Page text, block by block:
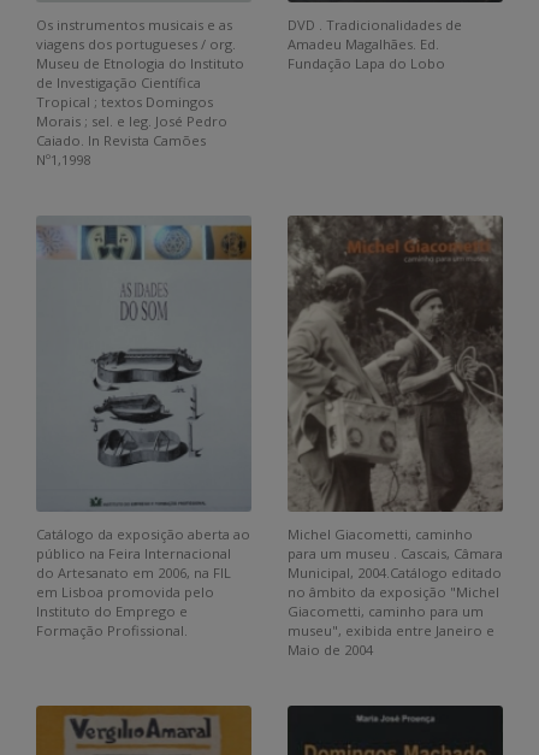
Os instrumentos musicais e as
viagens dos portugueses / org.
Museu de Etnologia do Instituto
de Investigação Científica
Tropical ; textos Domingos
Morais ; sel. e leg. José Pedro
Caiado. In Revista Camões
Nº1,1998
DVD . Tradicionalidades de
Amadeu Magalhães. Ed.
Fundação Lapa do Lobo
Catálogo da exposição aberta ao
público na Feira Internacional
do Artesanato em 2006, na FIL
em Lisboa promovida pelo
Instituto do Emprego e
Formação Profissional.
Michel Giacometti, caminho
para um museu . Cascais, Câmara
Municipal, 2004.Catálogo editado
no âmbito da exposição "Michel
Giacometti, caminho para um
museu", exibida entre Janeiro e
Maio de 2004